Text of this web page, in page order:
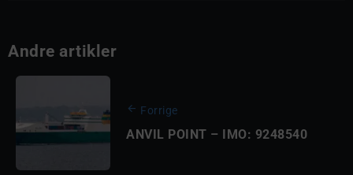
Andre artikler
Forrige
ANVIL POINT – IMO: 9248540